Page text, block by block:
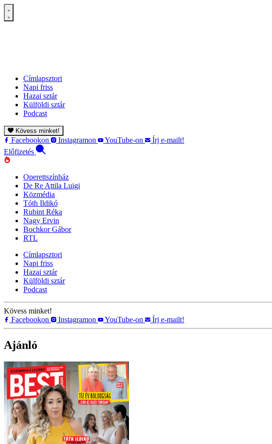
Címlapsztori
Napi friss
Hazai sztár
Külföldi sztár
Podcast
Kövess minket!
Facebookon Instagramon YouTube-on
Írj e-mailt!
Előfizetés
Operettszínház
De Re Attila Luigi
Közmédia
Tóth Ildikó
Rubint Réka
Nagy Ervin
Bochkor Gábor
RTL
Címlapsztori
Napi friss
Hazai sztár
Külföldi sztár
Podcast
Kövess minket!
Facebookon
Instagramon YouTube-on Írj e-mailt!
Ajánló